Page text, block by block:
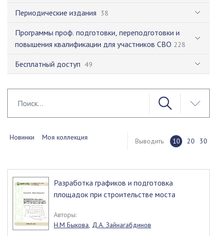
Периодические издания 38
Программы проф. подготовки, переподготовки и
повышения квалификации для участников СВО 228
Бесплатный доступ 49
Новинки Моя коллекция Выводить 10 20 30
Разработка графиков и подготовка
площадок при строительстве моста
Авторы:
Н.М Быкова, Д.А. Зайнагабдинов